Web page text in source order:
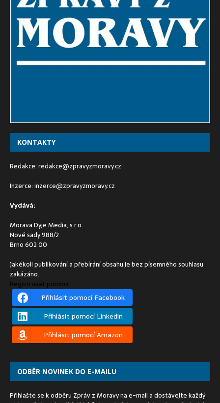
KONTAKTY
Redakce:redakce@zpravyzmoravy.cz
Inzerce:inzerce@zpravyzmoravy.cz
Vydává:
Morava Dyje Media, s.r.o.
Nové sady 988/2
Brno 602 00
Jakékoli publikování a přebírání obsahu je bez písemného souhlasu
zakázáno.
Registrovat pomocí
Přihlásit pomocí Facebook
Přihlásit pomocí Linkedin
Přihlásit pomocí Amazon
ODBĚR NOVINEK DO E-MAILU
Přihlašte se k odběru Zpráv z Moravy na e-mail a dostávejte každý